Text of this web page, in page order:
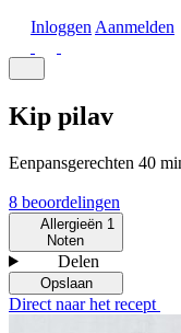
Inloggen Aanmelden
Kip pilav
Eenpansgerechten 40
8 beoordelingen
Allergieën 1
Noten
Delen
Opslaan
Direct naar het recept